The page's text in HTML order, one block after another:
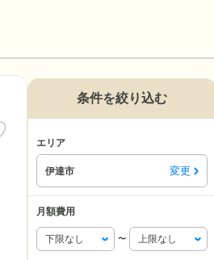
条件を絞り込む
エリア
伊達市 変更
月額費用
〜